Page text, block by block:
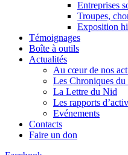
Entreprises
Troupes,
Exposition
Témoignages
Boîte à outils
Actualités
Au cœur de nos
Les Chroniques
La Lettre du Nid
Les rapports
Evénements
Contacts
Faire un don